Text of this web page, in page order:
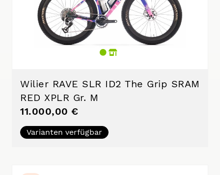
Wilier RAVE SLR ID2 The Grip SRAM
RED XPLR Gr. M
11.000,00 €
Varianten verfügbar